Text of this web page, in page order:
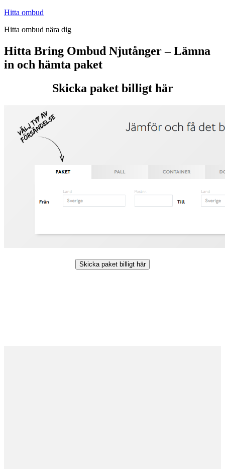
Hoppa
innehåll
Hitta ombud
Hitta ombud nära dig
Hitta Bring Ombud Njutånger – Lämna
in och hämta paket
Skicka paket billigt här
Skicka paket billigt här